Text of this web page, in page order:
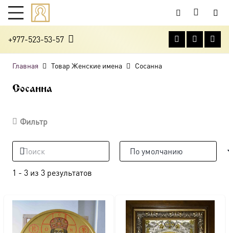
+977-523-53-57
Главная Товар Женские имена Сосанна
Сосанна
Фильтр
1 - 3 из 3 результатов